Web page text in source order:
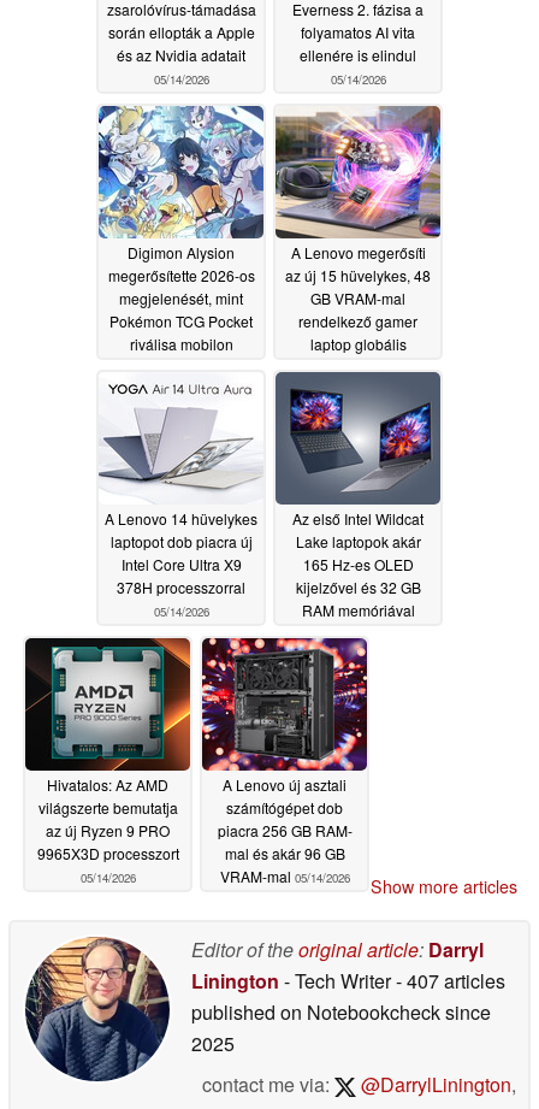
zsarolóvírus-támadása
során ellopták a Apple
és az Nvidia adatait
05/14/2026
Everness 2. fázisa a
folyamatos AI vita
ellenére is elindul
05/14/2026
Digimon Alysion
megerősítette 2026-os
megjelenését, mint
Pokémon TCG Pocket
riválisa mobilon
A Lenovo megerősíti
az új 15 hüvelykes, 48
GB VRAM-mal
rendelkező gamer
laptop globális
megjelenését05/14/2026
A Lenovo 14 hüvelykes
laptopot dob piacra új
Intel Core Ultra X9
378H processzorral
05/14/2026
Az első Intel Wildcat
Lake laptopok akár
165 Hz-es OLED
kijelzővel és 32 GB
RAM memóriával
05/14/2026
Hivatalos: Az AMD
világszerte bemutatja
az új Ryzen 9 PRO
9965X3D processzort
05/14/2026
A Lenovo új asztali
számítógépet dob
piacra 256 GB RAM-
mal és akár 96 GB
VRAM-mal 05/14/2026 Show more articles
Editor of theoriginal article: Darryl
Linington - Tech Writer- 407 articles
published on Notebookchecksince
2025
contact me via:
@DarrylLinington,